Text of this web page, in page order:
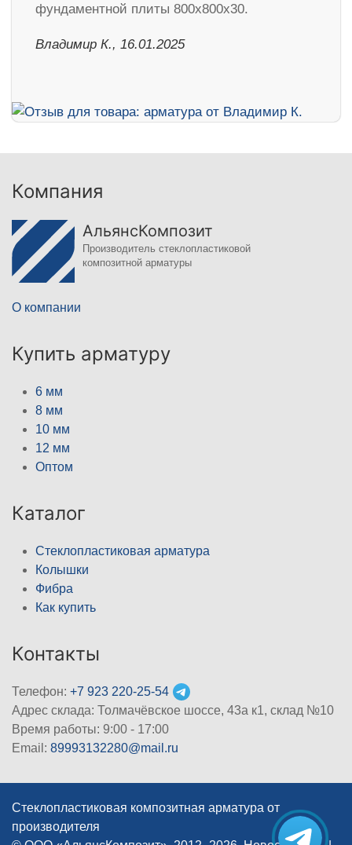
фундаментной плиты 800х800х30.
Владимир К., 16.01.2025
Компания
АльянсКомпозит
Производитель стеклопластиковой
композитной арматуры
О компании
Купить арматуру
6 мм
8 мм
10 мм
12 мм
Оптом
Каталог
Стеклопластиковая арматура
Колышки
Фибра
Как купить
Контакты
Телефон: +7 923 220-25-54
Адрес склада: Толмачёвское шоссе, 43а к1, склад №10
Время работы: 9:00 - 17:00
Email: 89993132280@mail.ru
Стеклопластиковая композитная арматура от
производителя